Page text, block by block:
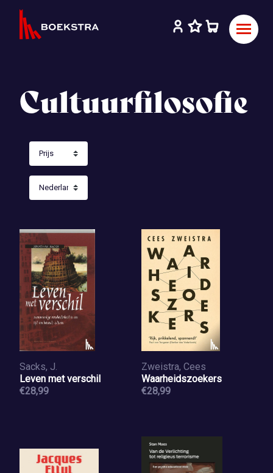
Cultuurfilosofie
Sacks, J.
Leven met verschil
€28,99
Zweistra, Cees
Waarheidszoekers
€28,99